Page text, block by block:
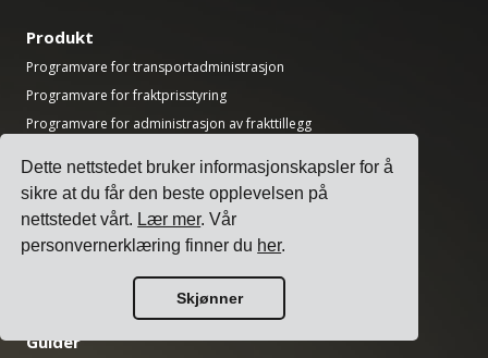
Dette nettstedet bruker informasjonskapsler for å
sikre at du får den beste opplevelsen på
nettstedet vårt. Lær mer. Vår
personvernerklæring finner du her.
Skjønner
Produkt
Programvare for transportadministrasjon
Programvare for fraktprisstyring
Programvare for administrasjon av frakttillegg
Programvare for fraktadministrasjon
Programvare for forsendelse med flere transportører
API for frakt med flere transportører
Programvare for logistikkavdelinger
Guider